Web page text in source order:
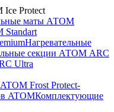
Ice Protect
маты АТОМ
Standart
Нагревательные
секции АТОМ ARC
Ultra
Frost Protect-
ATOMКомплектующие